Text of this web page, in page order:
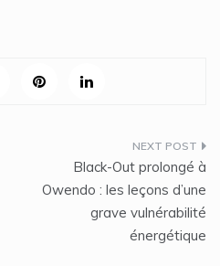
Black-Out prolongé à
Owendo : les leçons d’une
grave vulnérabilité
énergétique